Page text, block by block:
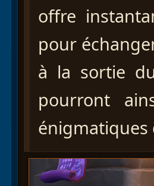
offre
pour
à la sortie
pourront
énigmatiques